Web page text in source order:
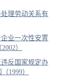
理劳动关系有
业一次性安置
）
反国家规定办
1999）